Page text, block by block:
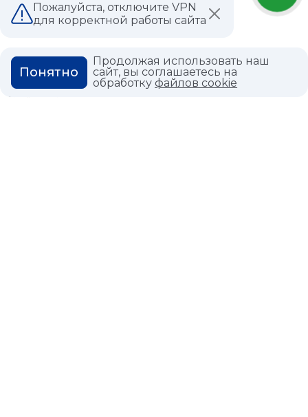
Мероприятия
О КОМПАНИИ
КОНТАКТЫ
Пожалуйста, отключите VPN
для корректной работы сайта
Продолжая использовать наш
сайт, вы соглашаетесь на
обработкуфайлов cookie
Понятно